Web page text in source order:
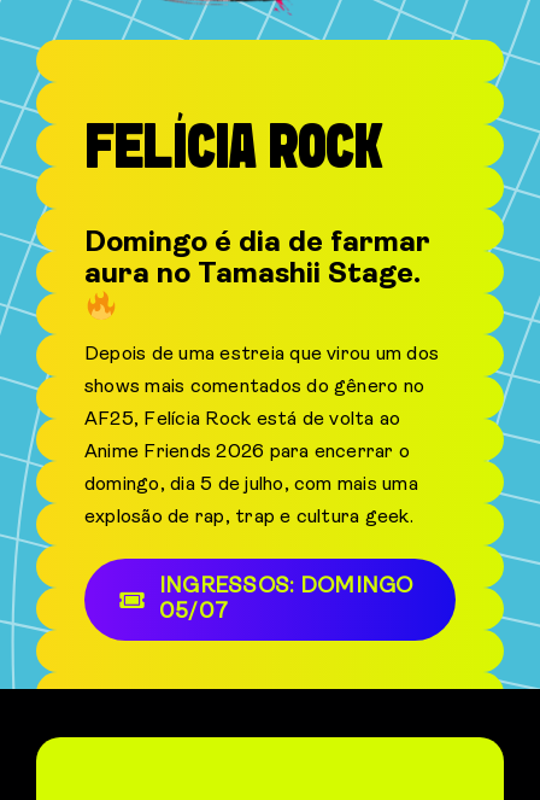
FELÍCIA ROCK
Domingo é dia de farmar
aura no Tamashii Stage.
Depois de uma estreia que virou um dos
shows mais comentados do gênero no
AF25, Felícia Rock está de volta ao
Anime Friends 2026 para encerrar o
domingo, dia 5 de julho, com mais uma
explosão de rap, trap e cultura geek.
INGRESSOS: DOMINGO
05/07